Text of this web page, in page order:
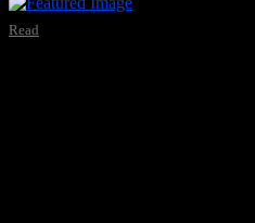
Read